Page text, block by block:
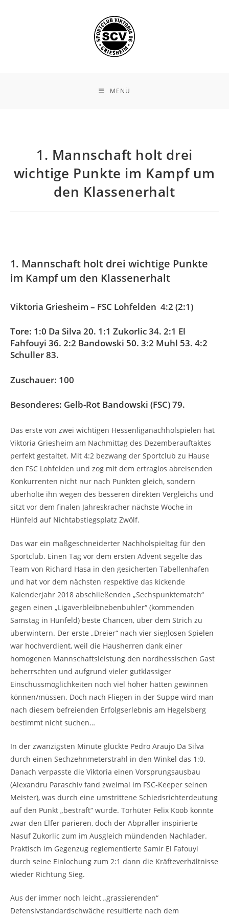
MENÜ
1. Mannschaft holt drei
wichtige Punkte im Kampf um
den Klassenerhalt
1. Mannschaft holt drei wichtige Punkte
im Kampf um den Klassenerhalt
Viktoria Griesheim – FSC Lohfelden 4:2 (2:1)
Tore: 1:0 Da Silva 20. 1:1 Zukorlic 34. 2:1 El
Fahfouyi 36. 2:2 Bandowski 50. 3:2 Muhl 53. 4:2
Schuller 83.
Zuschauer: 100
Besonderes: Gelb-Rot Bandowski (FSC) 79.
Das erste von zwei wichtigen Hessenliganachholspielen hat
Viktoria Griesheim am Nachmittag des Dezemberauftaktes
perfekt gestaltet. Mit 4:2 bezwang der Sportclub zu Hause
den FSC Lohfelden und zog mit dem ertraglos abreisenden
Konkurrenten nicht nur nach Punkten gleich, sondern
überholte ihn wegen des besseren direkten Vergleichs und
sitzt vor dem finalen Jahreskracher nächste Woche in
Hünfeld auf Nichtabstiegsplatz Zwölf.
Das war ein maßgeschneiderter Nachholspieltag für den
Sportclub. Einen Tag vor dem ersten Advent segelte das
Team von Richard Hasa in den gesicherten Tabellenhafen
und hat vor dem nächsten respektive das kickende
Kalenderjahr 2018 abschließenden „Sechspunktematch“
gegen einen „Ligaverbleibnebenbuhler“ (kommenden
Samstag in Hünfeld) beste Chancen, über dem Strich zu
überwintern. Der erste „Dreier“ nach vier sieglosen Spielen
war hochverdient, weil die Hausherren dank einer
homogenen Mannschaftsleistung den nordhessischen Gast
beherrschten und aufgrund vieler gutklassiger
Einschussmöglichkeiten noch viel höher hätten gewinnen
können/müssen. Doch nach Fliegen in der Suppe wird man
nach diesem befreienden Erfolgserlebnis am Hegelsberg
bestimmt nicht suchen…
In der zwanzigsten Minute glückte Pedro Araujo Da Silva
durch einen Sechzehnmeterstrahl in den Winkel das 1:0.
Danach verpasste die Viktoria einen Vorsprungsausbau
(Alexandru Paraschiv fand zweimal im FSC-Keeper seinen
Meister), was durch eine umstrittene Schiedsrichterdeutung
auf den Punkt „bestraft“ wurde. Torhüter Felix Koob konnte
zwar den Elfer parieren, doch der Abpraller inspirierte
Nasuf Zukorlic zum im Ausgleich mündenden Nachlader.
Praktisch im Gegenzug reglementierte Samir El Fafouyi
durch seine Einlochung zum 2:1 dann die Kräfteverhältnisse
wieder Richtung Sieg.
Aus der immer noch leicht „grassierenden“
Defensivstandardschwäche resultierte nach dem